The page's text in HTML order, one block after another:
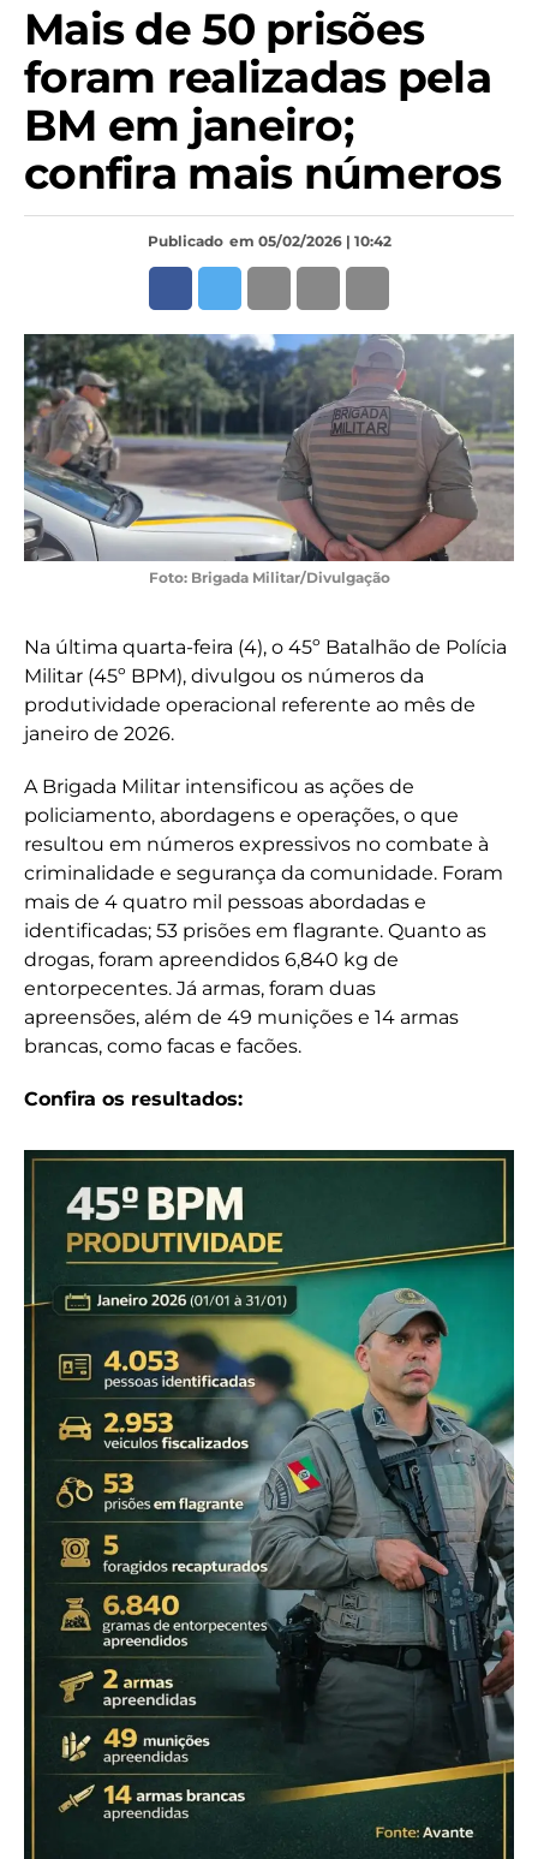
Mais de 50 prisões
foram realizadas pela
BM em janeiro;
confira mais números
Publicado em 05/02/2026 | 10:42
Foto: Brigada Militar/Divulgação
Na última quarta-feira (4), o 45º Batalhão de Polícia
Militar (45º BPM), divulgou os números da
produtividade operacional referente ao mês de
janeiro de 2026.
A Brigada Militar intensificou as ações de
policiamento, abordagens e operações, o que
resultou em números expressivos no combate à
criminalidade e segurança da comunidade. Foram
mais de 4 quatro mil pessoas abordadas e
identificadas; 53 prisões em flagrante. Quanto as
drogas, foram apreendidos 6,840 kg de
entorpecentes. Já armas, foram duas
apreensões, além de 49 munições e 14 armas
brancas, como facas e facões.
Confira os resultados: